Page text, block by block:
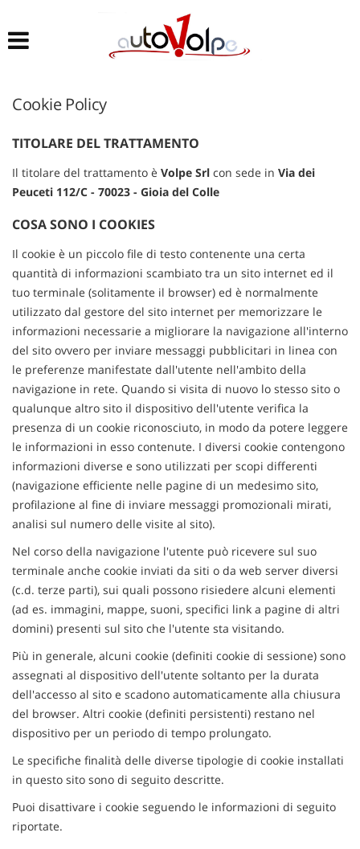
Cookie Policy
TITOLARE DEL TRATTAMENTO
Il titolare del trattamento è Volpe Srl con sede in Via dei
Peuceti 112/C - 70023 - Gioia del Colle
COSA SONO I COOKIES
Il cookie è un piccolo file di testo contenente una certa
quantità di informazioni scambiato tra un sito internet ed il
tuo terminale (solitamente il browser) ed è normalmente
utilizzato dal gestore del sito internet per memorizzare le
informazioni necessarie a migliorare la navigazione all'interno
del sito ovvero per inviare messaggi pubblicitari in linea con
le preferenze manifestate dall'utente nell'ambito della
navigazione in rete. Quando si visita di nuovo lo stesso sito o
qualunque altro sito il dispositivo dell'utente verifica la
presenza di un cookie riconosciuto, in modo da potere leggere
le informazioni in esso contenute. I diversi cookie contengono
informazioni diverse e sono utilizzati per scopi differenti
(navigazione efficiente nelle pagine di un medesimo sito,
profilazione al fine di inviare messaggi promozionali mirati,
analisi sul numero delle visite al sito).
Nel corso della navigazione l'utente può ricevere sul suo
terminale anche cookie inviati da siti o da web server diversi
(c.d. terze parti), sui quali possono risiedere alcuni elementi
(ad es. immagini, mappe, suoni, specifici link a pagine di altri
domini) presenti sul sito che l'utente sta visitando.
Più in generale, alcuni cookie (definiti cookie di sessione) sono
assegnati al dispositivo dell'utente soltanto per la durata
dell'accesso al sito e scadono automaticamente alla chiusura
del browser. Altri cookie (definiti persistenti) restano nel
dispositivo per un periodo di tempo prolungato.
Le specifiche finalità delle diverse tipologie di cookie installati
in questo sito sono di seguito descritte.
Puoi disattivare i cookie seguendo le informazioni di seguito
riportate.
Le
tue
seguente
ti
consente
esprimere
tue
preferenze
consenso
alle
tecnologie
di
tracciamento
che
adottiamo
per
offrire
le
funzionalità
svolgere
le
attività
seguito
descritte.
Per
ottenere
maggiori
informazioni
sull'utilità
e
sul
funzionamento
di
questi
di
tracciamento
rimanda
alla